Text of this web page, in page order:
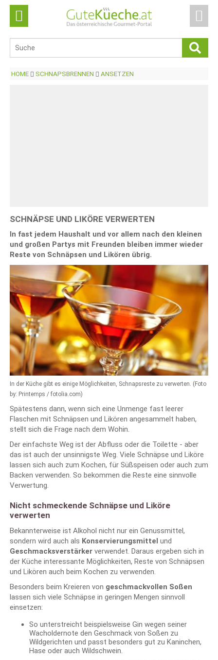
HOME SCHNAPSBRENNEN ANSETZEN
SCHNÄPSE UND LIKÖRE VERWERTEN
In fast jedem Haushalt und vor allem nach den kleinen
und großen Partys mit Freunden bleiben immer wieder
Reste von Schnäpsen und Likören übrig.
In der Küche gibt es einige Möglichkeiten, Schnapsreste zu verwerten. (Foto
by: Printemps / fotolia.com)
Spätestens dann, wenn sich eine Unmenge fast leerer
Flaschen mit Schnäpsen und Likören angesammelt haben,
stellt sich die Frage nach dem Wohin.
Der einfachste Weg ist der Abfluss oder die Toilette - aber
das ist auch der unsinnigste Weg. Viele Schnäpse und Liköre
lassen sich auch zum Kochen, für Süßspeisen oder auch zum
Backen verwenden. So bekommen die Reste eine sinnvolle
Verwertung.
Nicht schmeckende Schnäpse und Liköre
verwerten
Bekannterweise ist Alkohol nicht nur ein Genussmittel,
sondern wird auch als Konservierungsmittel und
Geschmacksverstärker verwendet. Daraus ergeben sich in
der Küche interessante Möglichkeiten, Reste von Schnäpsen
und Likören auch beim Kochen zu verwenden.
Besonders beim Kreieren von geschmackvollen Soßen
lassen sich viele Schnäpse in geringen Mengen sinnvoll
einsetzen:
So unterstreicht beispielsweise Gin wegen seiner
Wacholdernote den Geschmack von Soßen zu
Wildgerichten und passt besonders gut zu Kaninchen,
Hase oder auch Wildschwein.